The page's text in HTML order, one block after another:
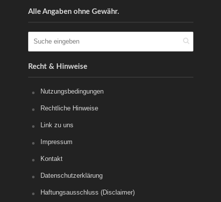
Alle Angaben ohne Gewähr.
Recht & Hinweise
Nutzungsbedingungen
Rechtliche Hinweise
Link zu uns
Impressum
Kontakt
Datenschutzerklärung
Haftungsausschluss (Disclaimer)